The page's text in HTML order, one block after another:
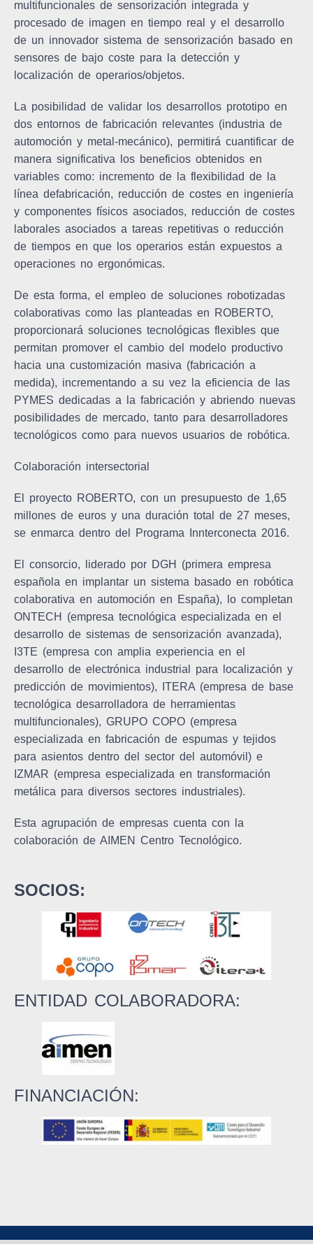
multifuncionales de sensorización integrada y
procesado de imagen en tiempo real y el desarrollo
de un innovador sistema de sensorización basado en
sensores de bajo coste para la detección y
localización de operarios/objetos.
La posibilidad de validar los desarrollos prototipo en
dos entornos de fabricación relevantes (industria de
automoción y metal-mecánico), permitirá cuantificar de
manera significativa los beneficios obtenidos en
variables como: incremento de la flexibilidad de la
línea defabricación, reducción de costes en ingeniería
y componentes físicos asociados, reducción de costes
laborales asociados a tareas repetitivas o reducción
de tiempos en que los operarios están expuestos a
operaciones no ergonómicas.
De esta forma, el empleo de soluciones robotizadas
colaborativas como las planteadas en ROBERTO,
proporcionará soluciones tecnológicas flexibles que
permitan promover el cambio del modelo productivo
hacia una customización masiva (fabricación a
medida), incrementando a su vez la eficiencia de las
PYMES dedicadas a la fabricación y abriendo nuevas
posibilidades de mercado, tanto para desarrolladores
tecnológicos como para nuevos usuarios de robótica.
Colaboración intersectorial
El proyecto ROBERTO, con un presupuesto de 1,65
millones de euros y una duración total de 27 meses,
se enmarca dentro del Programa Innterconecta 2016.
El consorcio, liderado por DGH (primera empresa
española en implantar un sistema basado en robótica
colaborativa en automoción en España), lo completan
ONTECH (empresa tecnológica especializada en el
desarrollo de sistemas de sensorización avanzada),
I3TE (empresa con amplia experiencia en el
desarrollo de electrónica industrial para localización y
predicción de movimientos), ITERA (empresa de base
tecnológica desarrolladora de herramientas
multifuncionales), GRUPO COPO (empresa
especializada en fabricación de espumas y tejidos
para asientos dentro del sector del automóvil) e
IZMAR (empresa especializada en transformación
metálica para diversos sectores industriales).
Esta agrupación de empresas cuenta con la
colaboración de AIMEN Centro Tecnológico.
SOCIOS:
ENTIDAD COLABORADORA:
FINANCIACIÓN: